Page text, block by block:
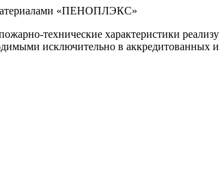
материалами «ПЕНОПЛЭКС»
технические характеристики
исключительно в аккредитованных